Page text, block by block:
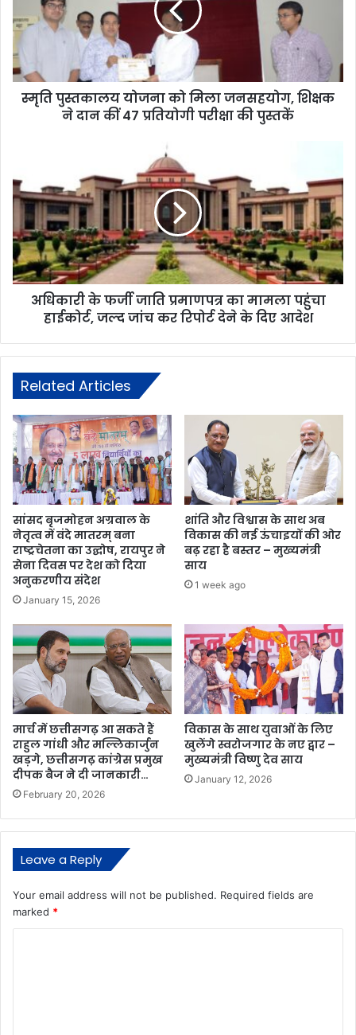
स्मृति पुस्तकालय योजना को मिला जनसहयोग, शिक्षक
ने दान कीं 47 प्रतियोगी परीक्षा की पुस्तकें
अधिकारी के फर्जी जाति प्रमाणपत्र का मामला पहुंचा
हाईकोर्ट, जल्द जांच कर रिपोर्ट देने के दिए आदेश
Related Articles
सांसद बृजमोहन अग्रवाल के
नेतृत्व में वंदे मातरम् बना
राष्ट्रचेतना का उद्घोष, रायपुर ने
सेना दिवस पर देश को दिया
अनुकरणीय संदेश
January 15, 2026
शांति और विश्वास के साथ अब
विकास की नई ऊंचाइयों की ओर
बढ़ रहा है बस्तर – मुख्यमंत्री
साय
1 week ago
मार्च में छत्तीसगढ़ आ सकते हैं
राहुल गांधी और मल्लिकार्जुन
खड़गे, छत्तीसगढ़ कांग्रेस प्रमुख
दीपक बैज ने दी जानकारी…
February 20, 2026
विकास के साथ युवाओं के लिए
खुलेंगे स्वरोजगार के नए द्वार –
मुख्यमंत्री विष्णु देव साय
January 12, 2026
Leave a Reply
Your email address will not be published. Required fields are
marked *